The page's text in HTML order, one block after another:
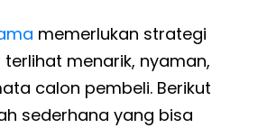
memerlukan strategi
menarik, nyaman,
calon pembeli. Berikut
sederhana yang bisa